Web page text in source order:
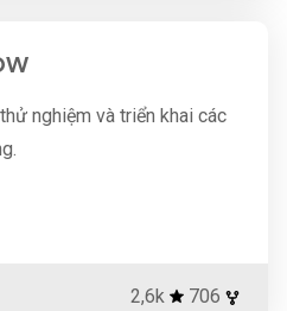
nghiệm và triển khai các
2,6k 706